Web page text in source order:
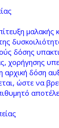
δόσης
χορήγησης
δόση
ώστε να